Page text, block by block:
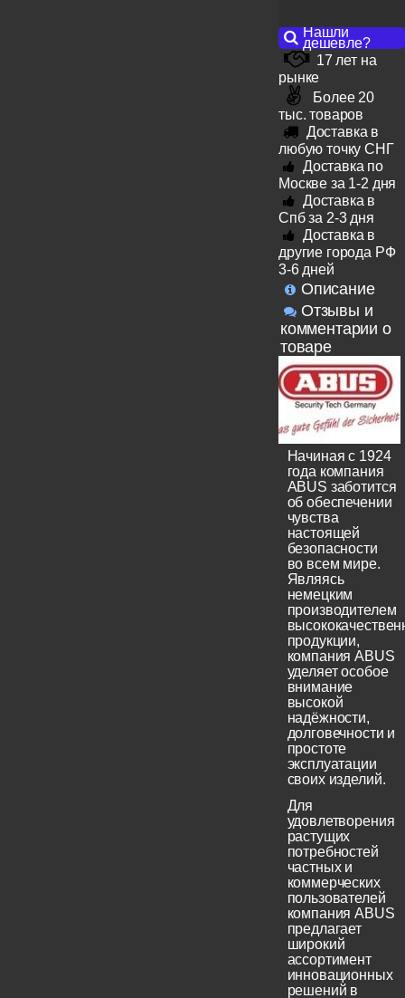
Нашли
дешевле?
17 лет на
рынке
Более 20
тыс. товаров
Доставка в
любую точку СНГ
Доставка по
Москве за 1-2 дня
Доставка в
Спб за 2-3 дня
Доставка в
другие города РФ
3-6 дней
Описание
Отзывы и
комментарии о
товаре
Начиная с 1924
года компания
ABUS заботится
об обеспечении
чувства
настоящей
безопасности
во всем мире.
Являясь
немецким
производителем
продукции,
компания ABUS
уделяет особое
внимание
высокой
надёжности,
долговечности и
простоте
эксплуатации
своих изделий.
Для
удовлетворения
растущих
потребностей
частных и
коммерческих
пользователей
компания ABUS
предлагает
широкий
ассортимент
инновационных
решений в